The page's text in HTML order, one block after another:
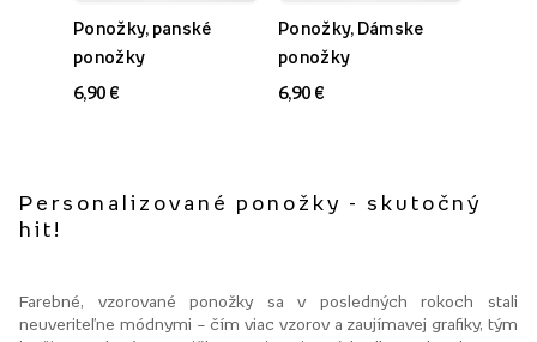
Ponožky, panské
ponožky
6,90 €
Ponožky, Dámske
ponožky
6,90 €
Personalizované ponožky - skutočný
hit!
Farebné, vzorované ponožky sa v posledných rokoch stali
neuveriteľne módnymi – čím viac vzorov a zaujímavej grafiky, tým